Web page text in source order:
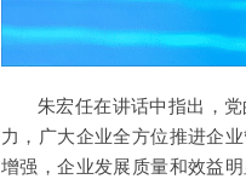
朱宏任在讲话中指出，
力，广大企业全方位推进企
增强，企业发展质量和效益